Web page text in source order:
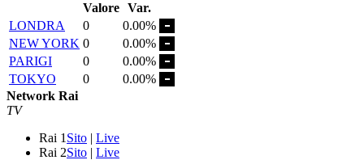
Valore Var.
LONDRA
0
0.00%
NEW YORK 0
0.00%
PARIGI
0
0.00%
TOKYO
0
0.00%
Network Rai
TV
Rai 1 Sito | Live
Rai 2Sito | Live